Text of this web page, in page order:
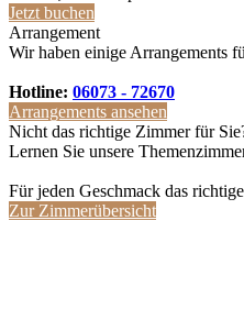
Jetzt buchen
Arrangement
Wir haben einige Arrangements
Hotline: 06073 - 72670
Arrangements ansehen
Nicht das richtige Zimmer für
Lernen Sie unsere
Für jeden Geschmack das
Zur Zimmerübersicht